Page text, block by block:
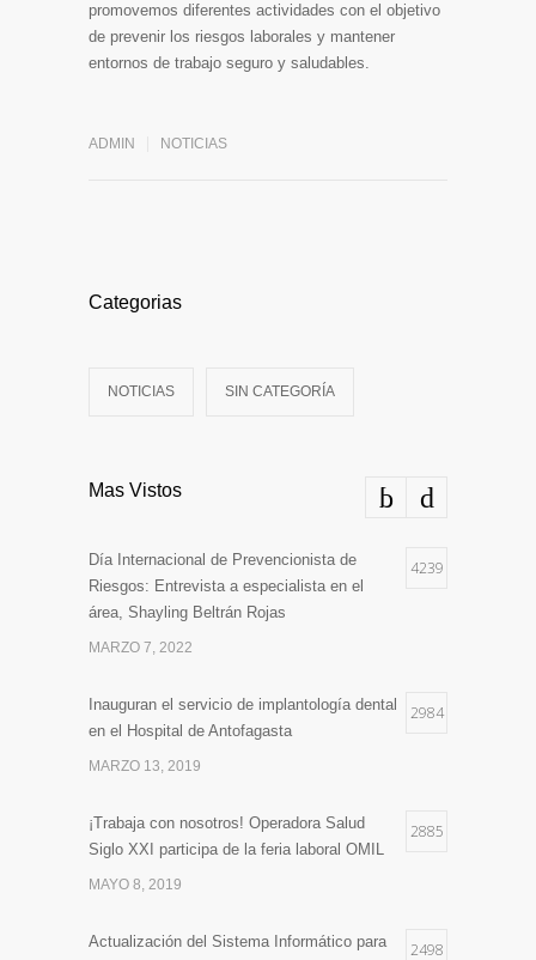
promovemos diferentes actividades con el objetivo
de prevenir los riesgos laborales y mantener
entornos de trabajo seguro y saludables.
ADMIN NOTICIAS
Categorias
NOTICIAS SIN CATEGORÍA
Mas Vistos
Día Internacional de Prevencionista de
Riesgos: Entrevista a especialista en el
área, Shayling Beltrán Rojas
4239
MARZO 7, 2022
Inauguran el servicio de implantología dental
en el Hospital de Antofagasta
2984
MARZO 13, 2019
¡Trabaja con nosotros! Operadora Salud
Siglo XXI participa de la feria laboral OMIL
2885
MAYO 8, 2019
Actualización del Sistema Informático para
2498